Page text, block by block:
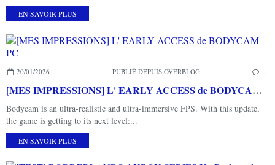
EN SAVOIR PLUS
20/01/2026 PUBLIÉ DEPUIS OVERBLOG
[MES IMPRESSIONS] L' EARLY ACCESS de BODYCAM PC
Bodycam is an ultra-realistic and ultra-immersive FPS. With this update,
the game is getting to its next level:...
EN SAVOIR PLUS